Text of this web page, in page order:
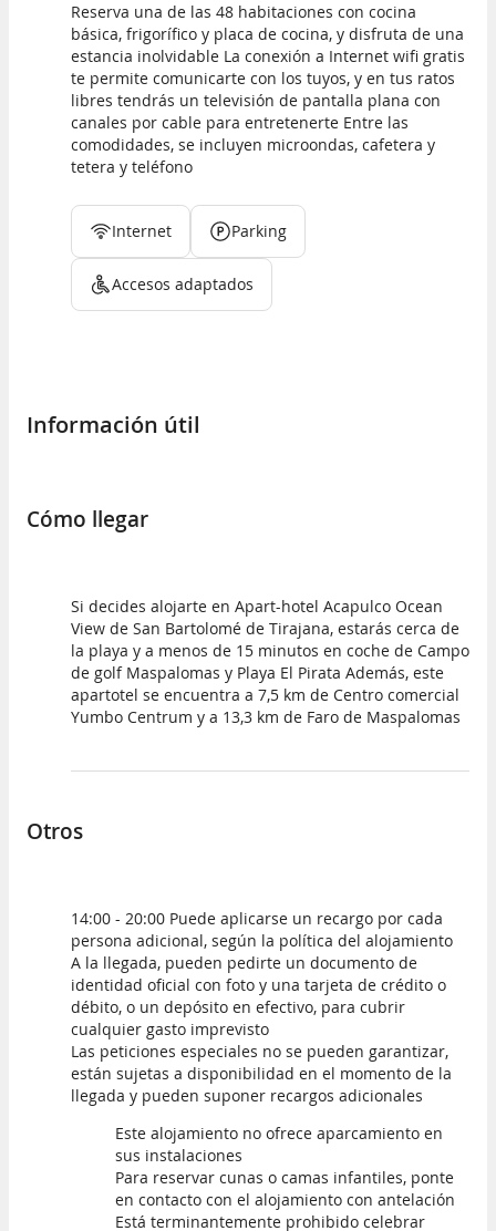
Reserva una de las 48 habitaciones con cocina
básica, frigorífico y placa de cocina, y disfruta de una
estancia inolvidable La conexión a Internet wifi gratis
te permite comunicarte con los tuyos, y en tus ratos
libres tendrás un televisión de pantalla plana con
canales por cable para entretenerte Entre las
comodidades, se incluyen microondas, cafetera y
tetera y teléfono
Internet Parking
Accesos adaptados
Información útil
Cómo llegar
Si decides alojarte en Apart-hotel Acapulco Ocean
View de San Bartolomé de Tirajana, estarás cerca de
la playa y a menos de 15 minutos en coche de Campo
de golf Maspalomas y Playa El Pirata Además, este
apartotel se encuentra a 7,5 km de Centro comercial
Yumbo Centrum y a 13,3 km de Faro de Maspalomas
Otros
14:00 - 20:00 Puede aplicarse un recargo por cada
persona adicional, según la política del alojamiento
A la llegada, pueden pedirte un documento de
identidad oficial con foto y una tarjeta de crédito o
débito, o un depósito en efectivo, para cubrir
cualquier gasto imprevisto
Las peticiones especiales no se pueden garantizar,
están sujetas a disponibilidad en el momento de la
llegada y pueden suponer recargos adicionales
Este alojamiento no ofrece aparcamiento en
sus instalaciones
Para reservar cunas o camas infantiles, ponte
en contacto con el alojamiento con antelación
Está terminantemente prohibido celebrar